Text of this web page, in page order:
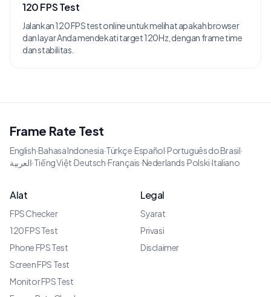
120 FPS Test
Jalankan 120 FPS test online untuk melihat apakah browser
dan layar Anda mendekati target 120Hz, dengan frame time
dan stabilitas.
Frame Rate Test
English·Bahasa Indonesia·Türkçe·Español·Português do Brasil·
العربية·Tiếng Việt·Deutsch·Français·Nederlands·Polski·Italiano
Alat
FPS Checker
120 FPS Test
Phone FPS Test
Screen FPS Test
Monitor FPS Test
Legal
Syarat
Privasi
Disclaimer